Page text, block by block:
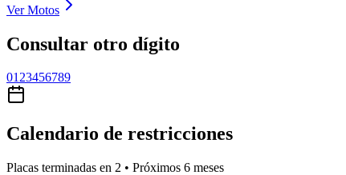
VerMotos
Consultar otro dígito
0123456789
Calendario de restricciones
Placas terminadas en 2 • Próximos 6 meses